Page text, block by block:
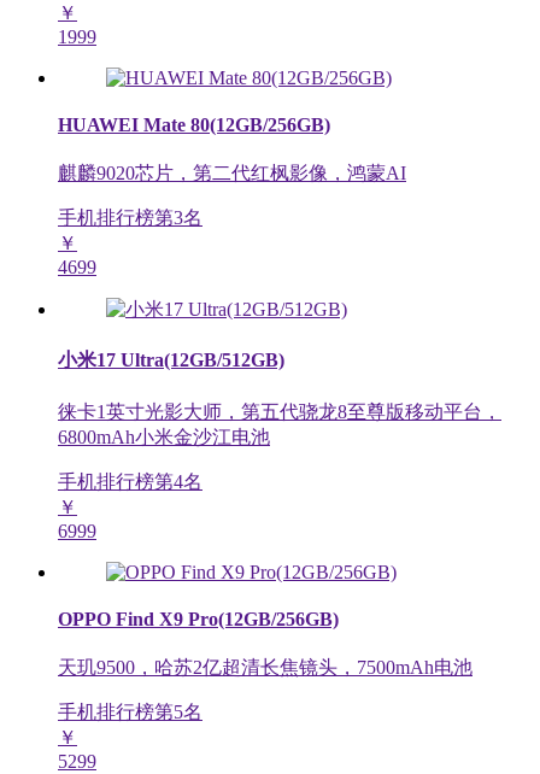
￥
1999
HUAWEI Mate 80(12GB/256GB)
麒麟9020芯片，第二代红枫影像，鸿蒙AI
手机排行榜第3名
￥
4699
小米17 Ultra(12GB/512GB)
徕卡1英寸光影大师，第五代骁龙8至尊版移动平台，
6800mAh小米金沙江电池
手机排行榜第4名
￥
6999
OPPO Find X9 Pro(12GB/256GB)
天玑9500，哈苏2亿超清长焦镜头，7500mAh电池
手机排行榜第5名
￥
5299